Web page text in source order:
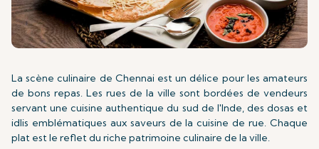
La scène culinaire de Chennai est un délice pour les amateurs
de bons repas. Les rues de la ville sont bordées de vendeurs
servant une cuisine authentique du sud de l'Inde, des dosas et
idlis emblématiques aux saveurs de la cuisine de rue. Chaque
plat est le reflet du riche patrimoine culinaire de la ville.